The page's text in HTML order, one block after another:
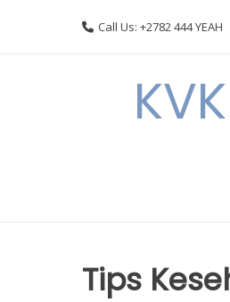
Call Us: +2782 444 YEAH
Tips